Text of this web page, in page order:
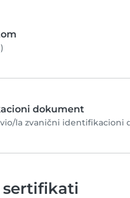
dokument
la zvanični identifikacioni
sertifikati